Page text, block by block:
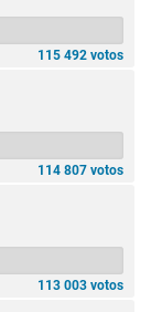
115 492 votos
114 807 votos
113 003 votos